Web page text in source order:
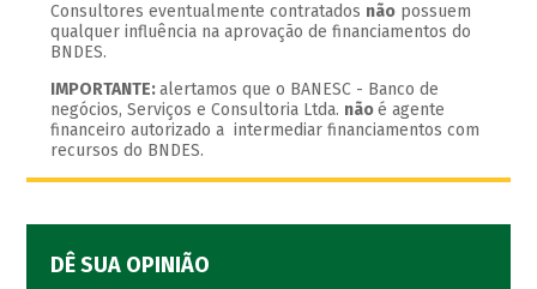
Consultores eventualmente contratados não possuem
qualquer influência na aprovação de financiamentos do
BNDES.
IMPORTANTE:alertamos que o BANESC - Banco de
negócios, Serviços e Consultoria Ltda. nãoé agente
financeiro autorizado a intermediar financiamentos com
recursos do BNDES.
DÊ SUA OPINIÃO